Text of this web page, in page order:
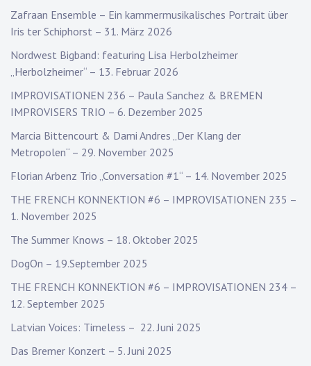
Zafraan Ensemble – Ein kammermusikalisches Portrait über
Iris ter Schiphorst – 31. März 2026
Nordwest Bigband: featuring Lisa Herbolzheimer
„Herbolzheimer“ – 13. Februar 2026
IMPROVISATIONEN 236 – Paula Sanchez & BREMEN
IMPROVISERS TRIO – 6. Dezember 2025
Marcia Bittencourt & Dami Andres „Der Klang der
Metropolen“ – 29. November 2025
Florian Arbenz Trio „Conversation #1“ – 14. November 2025
THE FRENCH KONNEKTION #6 – IMPROVISATIONEN 235 –
1. November 2025
The Summer Knows – 18. Oktober 2025
DogOn – 19.September 2025
THE FRENCH KONNEKTION #6 – IMPROVISATIONEN 234 –
12. September 2025
Latvian Voices: Timeless – 22. Juni 2025
Das Bremer Konzert – 5. Juni 2025